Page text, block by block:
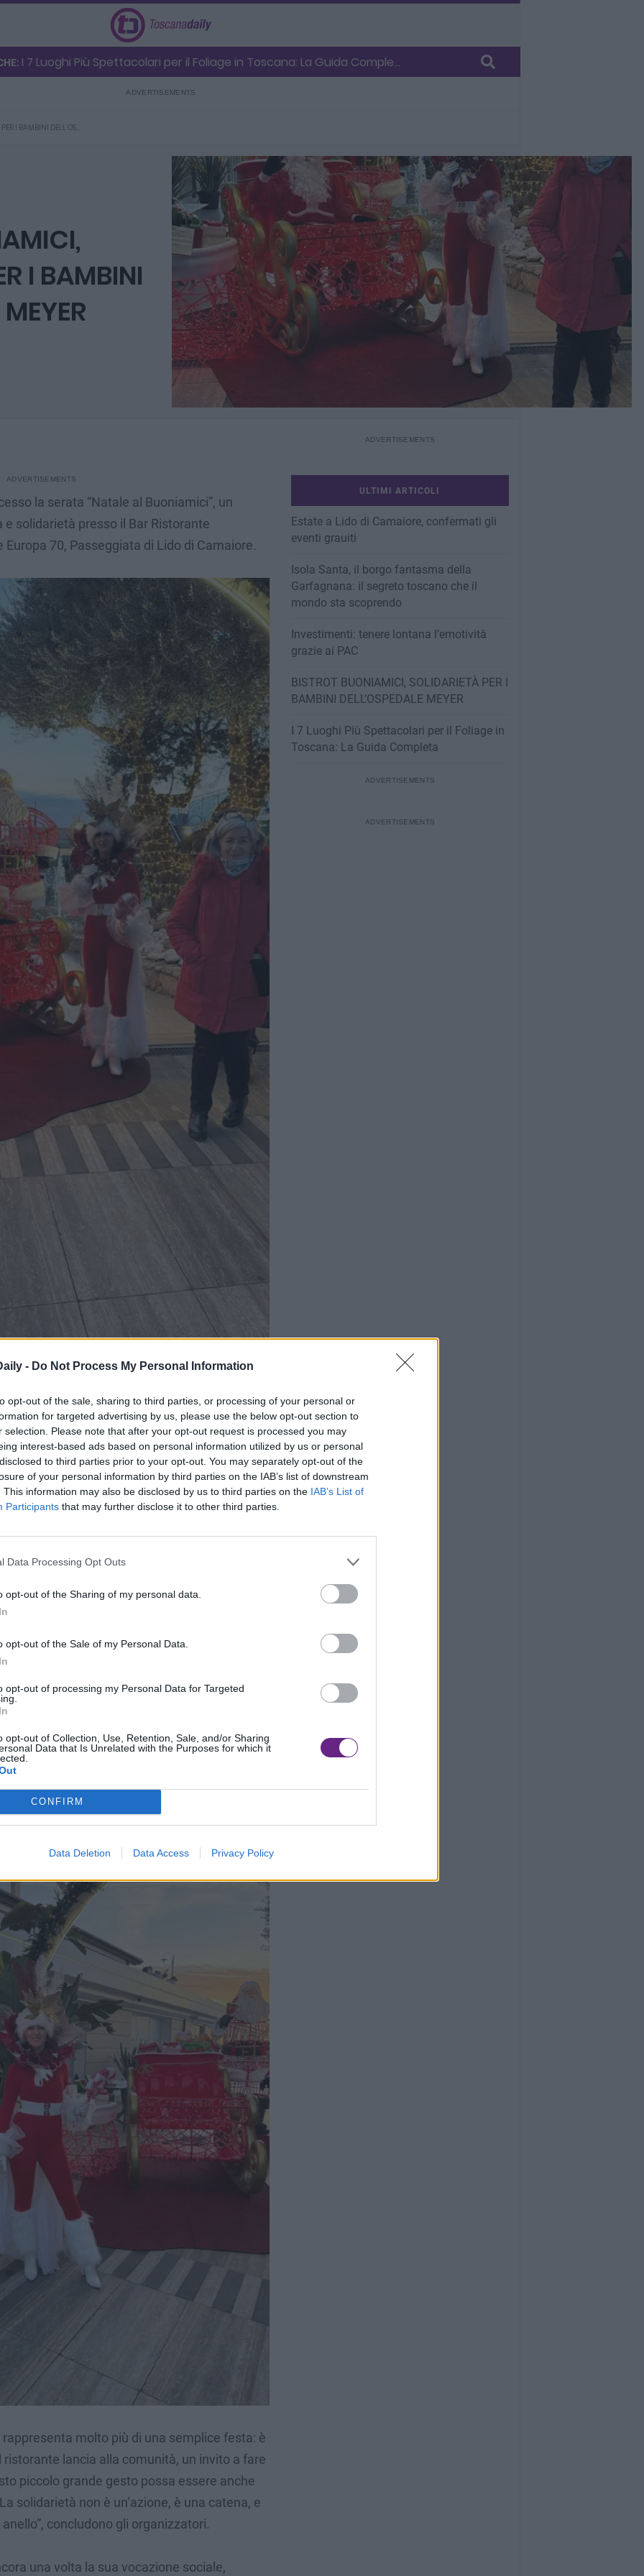
- Do Not Process My Personal Information
opt-out of the sale, sharing to third parties, or processing of your personal or
for targeted advertising by us, please use the below opt-out section to
selection. Please note that after your opt-out request is processed you may
interest-based ads based on personal information utilized by us or personal
to third parties prior to your opt-out. You may separately opt-out of the
of your personal information by third parties on the IAB’s list of downstream
This information may also be disclosed by us to third parties on the IAB’s List of
Participants that may further disclose it to other third parties.
Data Processing Opt Outs
opt-out of the Sharing of my personal data.
opt-out of the Sale of my Personal Data.
opt-out of processing my Personal Data for Targeted
opt-out of Collection, Use, Retention, Sale, and/or Sharing
Data that Is Unrelated with the Purposes for which it
CONFIRM
Data Deletion Data Access Privacy Policy
I 7 Luoghi Più Spettacolari per il Foliage in Toscana: La Guida Comple...
I BAMBINI DELL’OS…
I BAMBINI
la serata “Natale al Buoniamici”, un
solidarietà presso il Bar Ristorante
70, Passeggiata di Lido di Camaiore.
il locale si è trasformato in un villaggio
potuto vivere insieme momenti
animazione per bambini,
a tema natalizio, in un’atmosfera calda e
stato un obiettivo ancora più importante:
Meyer
cure meno invasive e un supporto
insieme, vale ancora di più”, spiegano dal
scelto di sostenere in modo ancora più
impegno che portiamo avanti da anni, ma
perché donare speranza, soprattutto ai più
possiamo fare.”
rappresenta molto più di una semplice festa: è
lancia alla comunità, un invito a fare
piccolo grande gesto possa essere anche
solidarietà non è un’azione, è una catena, e
concludono gli organizzatori.
una volta la sua vocazione sociale,
ULTIMI ARTICOLI
Estate a Lido di Camaiore, confermati gli
eventi grauiti
Isola Santa, il borgo fantasma della
Garfagnana: il segreto toscano che il
mondo sta scoprendo
Investimenti: tenere lontana l’emotività
grazie ai PAC
BISTROT BUONIAMICI, SOLIDARIETÀ PER I
BAMBINI DELL’OSPEDALE MEYER
I 7 Luoghi Più Spettacolari per il Foliage in
Toscana: La Guida Completa